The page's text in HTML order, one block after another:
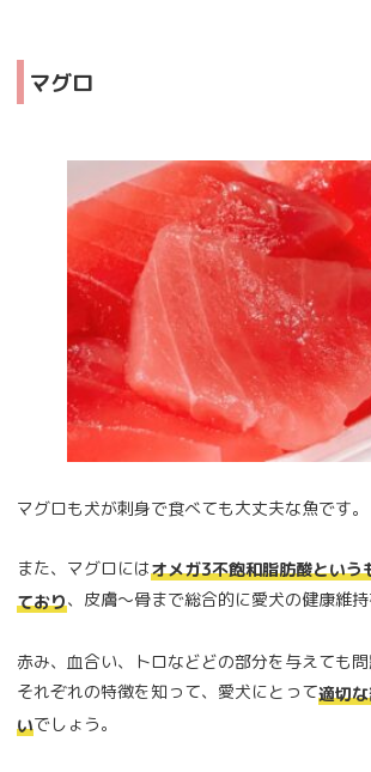
マグロ
マグロも犬が刺身で食べても大丈夫な魚です。
また、マグロにはオメガ3不飽和脂肪酸という
ており、皮膚〜骨まで総合的に愛犬の健康維持
赤み、血合い、トロなどどの部分を与えても問
それぞれの特徴を知って、愛犬にとって適切
いでしょう。